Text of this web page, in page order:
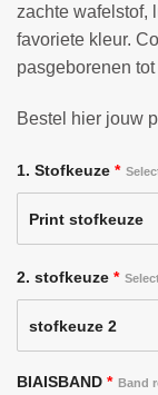
zachte wafelstof,
favoriete kleur.
pasgeborenen
Bestel hier jouw
1. Stofkeuze *
Print stofkeuze
2. stofkeuze *
stofkeuze 2
BIAISBAND * Band